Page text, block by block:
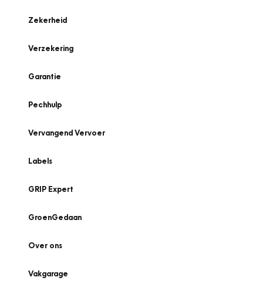
Zekerheid
Verzekering
Garantie
Pechhulp
Vervangend Vervoer
Labels
GRIP Expert
GroenGedaan
Over ons
Vakgarage